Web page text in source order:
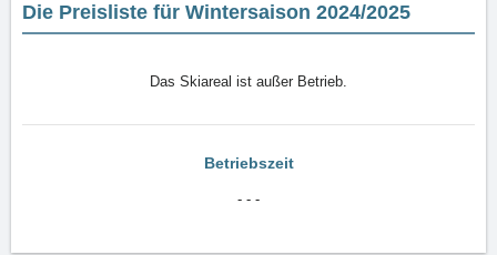
Die Preisliste für Wintersaison 2024/2025
Das Skiareal ist außer Betrieb.
Betriebszeit
- - -